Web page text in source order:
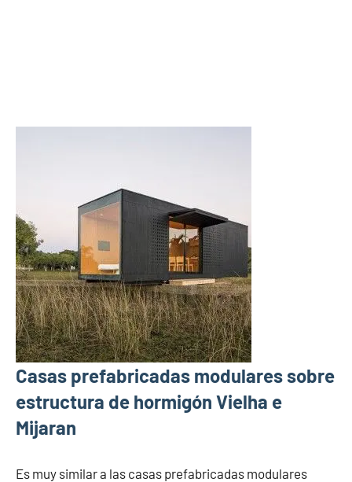
Casas prefabricadas modulares sobre
estructura de hormigón Vielha e
Mijaran
Es muy similar a las casas prefabricadas modulares